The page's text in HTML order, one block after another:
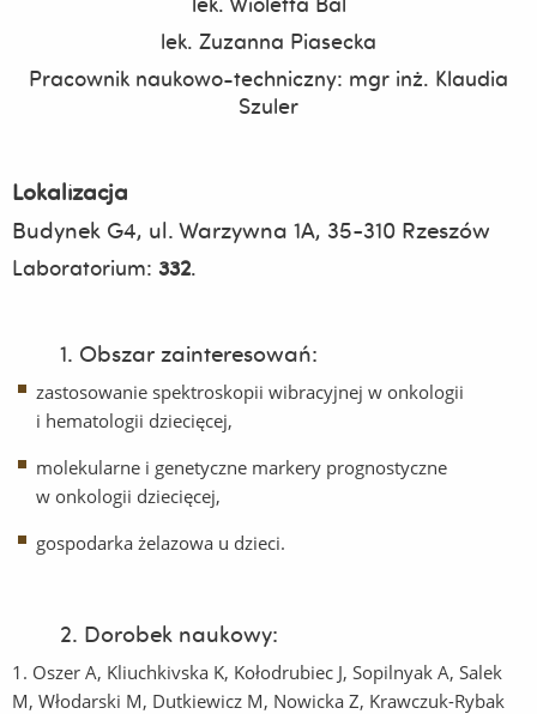
lek. Zuzanna Piasecka
Pracownik naukowo-techniczny: mgr inż. Klaudia
Szuler
Lokalizacja
Budynek G4, ul. Warzywna 1A, 35-310 Rzeszów
Laboratorium: 332.
1. Obszar zainteresowań:
zastosowanie spektroskopii wibracyjnej w onkologii
i hematologii dziecięcej,
molekularne i genetyczne markery prognostyczne
w onkologii dziecięcej,
gospodarka żelazowa u dzieci.
2. Dorobek naukowy:
1. Oszer A, Kliuchkivska K, Kołodrubiec J, Sopilnyak A, Salek
M, Włodarski M, Dutkiewicz M, Nowicka Z, Krawczuk-Rybak